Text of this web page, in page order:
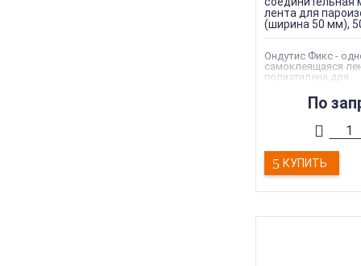
лента для
(ширина 50 мм),
Ондутис Фикс -
самоклеящаяся
полиэтилена для
Применяется для
стыков
Торговая марка
:
Тип материала:
клей
Гарантия:15 лет
Тип товара:
По
КУПИТЬ